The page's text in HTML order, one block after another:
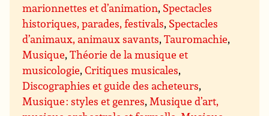
marionnettes et d’animation, Spectacles
historiques, parades, festivals, Spectacles
d’animaux, animaux savants,Tauromachie,
Musique,Théorie de la musique et
musicologie,Critiques musicales,
Discographies et guide des acheteurs,
Musique : styles et genres,Musique d’art,